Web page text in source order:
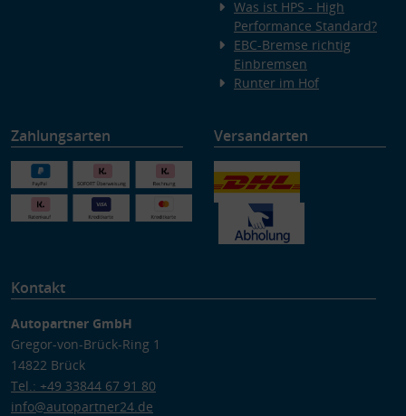
Was ist HPS - High
Performance Standard?
EBC-Bremse richtig
Einbremsen
Runter im Hof
Zahlungsarten Versandarten
Kontakt
Autopartner GmbH
Gregor-von-Brück-Ring 1
14822 Brück
Tel.: +49 33844 67 91 80
info@autopartner24.de
Verwendung genauer Standortdaten
Endgeräteeigenschaften zur Identifikation aktiv abfragen